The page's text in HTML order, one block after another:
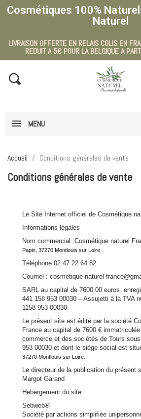
Cosmétiques 100%
Naturel
LIVRAISON OFFERTE EN RELAIS COLIS EN
REDUIT A 5€ POUR LA BELGIQUE A
MENU
Accueil Conditions générales de vente
Conditions générales de vente
Le Site Internet officiel de Cosmétique
Informations légales
Nom commercial :Cosmétique naturel
Papin, 37270 Montlouis sur Loire
Téléphone 02 47 22 64 82
Courriel : cosmetique-naturel-
SARL au capital de 7600.00 euros
441 158 953 00030 – Assujetti à la TVA
1158 953 00030
Le présent site est édité par la société
France au capital de 7600 €
commerce et des sociétés de Tours
953 00030 et dont le siège social est
37270 Montlouis sur Loire.
Le directeur de la publication du présent
Margot Garand
Hebergement du site :
Sebweb®
Société par actions simplifiée